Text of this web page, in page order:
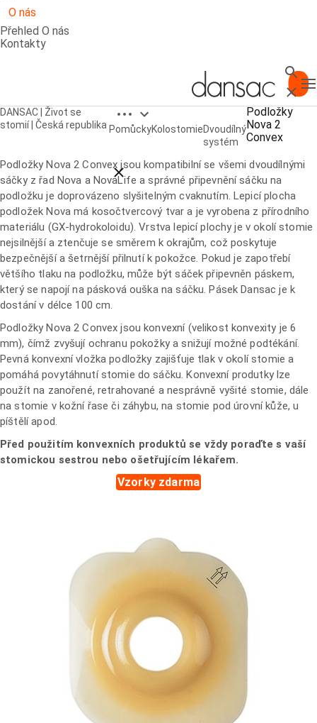
O nás
Přehled O nás
Kontakty
Hledat
Zavřít
DANSAC | Život se
stomií | Česká republika
Open breadcrumbs
Close breadcrumbs
PomůckyKolostomieDvoudílný
systém
Podložky
Nova 2
Convex
Podložky Nova 2 Convex
Podložky Nova 2 Convex jsou kompatibilní se všemi dvoudílnými
sáčky z řad Nova a NovaLife a správné připevnění sáčku na
podložku je doprovázeno slyšitelným cvaknutím. Lepicí plocha
podložek Nova má kosočtvercový tvar a je vyrobena z přírodního
materiálu (GX-hydrokoloidu). Vrstva lepicí plochy je v okolí stomie
nejsilnější a ztenčuje se směrem k okrajům, což poskytuje
bezpečnější a šetrnější přilnutí k pokožce. Pokud je zapotřebí
většího tlaku na podložku, může být sáček připevněn páskem,
který se napojí na pásková ouška na sáčku. Pásek Dansac je k
dostání v délce 100 cm.
Podložky Nova 2 Convex jsou konvexní (velikost konvexity je 6
mm), čímž zvyšují ochranu pokožky a snižují možné podtékání.
Pevná konvexní vložka podložky zajišťuje tlak v okolí stomie a
pomáhá povytáhnutí stomie do sáčku. Konvexní produtky lze
použít na zanořené, retrahované a nesprávně vyšité stomie, dále
na stomie v kožní řase či záhybu, na stomie pod úrovní kůže, u
píštělí apod.
Před použitím konvexních produktů se vždy poraďte s vaší
stomickou sestrou nebo ošetřujícím lékařem.
Vzorky zdarma